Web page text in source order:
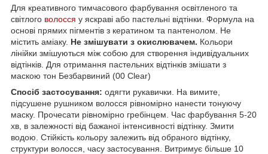
Для креативного тимчасового фарбування освітленого та
світлого волосся у яскраві або пастельні відтінки. Формула на
основі прямих пігментів з кератином та пантенолом. Не
містить аміаку. Не змішувати з окислювачем. Кольори
лінійки змішуються між собою для створення індивідуальних
відтінків. Для отримання пастельних відтінків змішати з
маскою тон Безбарвиний (00 Сlear)
Спосіб застосування: одягти рукавички. На вимите,
підсушене рушником волосся рівномірно нанести тонуючу
маску. Прочесати рівномірно гребінцем. Час фарбування 5-20
хв, в залежності від бажаної інтенсивності відтінку. Змити
водою. Стійкість кольору залежить від обраного відтінку,
структури волосся, часу застосування. Витримує більше 10